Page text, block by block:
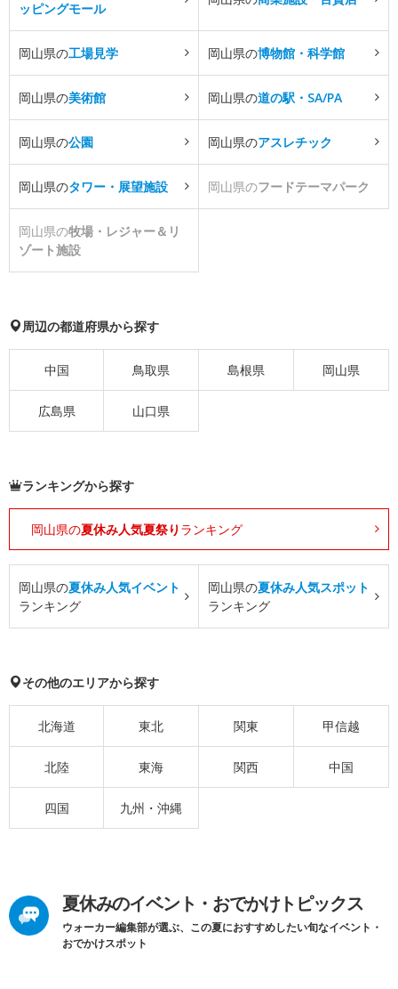
ッピングモール
岡山県の工場見学 岡山県の博物館・科学館
岡山県の美術館 岡山県の道の駅・SA/PA
岡山県の公園 岡山県のアスレチック
岡山県のタワー・展望施設 岡山県のフードテーマパーク
岡山県の牧場・レジャー＆リ
ゾート施設
周辺の都道府県から探す
中国 鳥取県 島根県 岡山県
広島県 山口県
ランキングから探す
岡山県の夏休み人気夏祭り ランキング
岡山県の夏休み人気イベント
ランキング
岡山県の夏休み人気スポット
ランキング
その他のエリアから探す
北海道 東北 関東 甲信越
北陸 東海 関西 中国
四国 九州・沖縄
夏休みのイベント・おでかけトピックス
ウォーカー編集部が選ぶ、この夏におすすめしたい旬なイベント・
おでかけスポット